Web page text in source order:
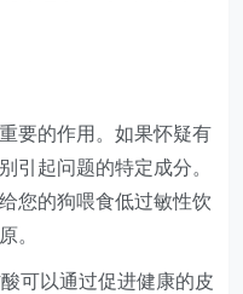
要的作用。如果怀疑有
引起问题的特定成分。
您的狗喂食低过敏性饮
。
可以通过促进健康的皮